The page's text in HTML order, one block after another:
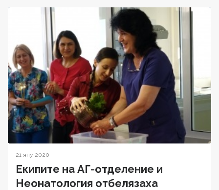
21 яну 2020
Екипите на АГ-отделение и
Неонатология отбелязаха